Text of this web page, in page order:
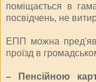
поміщається в
посвідчень, не
ЕПП можна
проїзд в
– Пенсійною